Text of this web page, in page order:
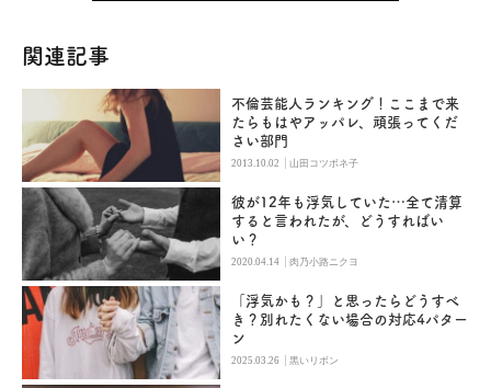
関連記事
不倫芸能人ランキング！ここまで来
たらもはやアッパレ、頑張ってくだ
さい部門
2013.10.02 |山田コツボネ子
彼が12年も浮気していた…全て清算
すると言われたが、どうすればい
い？
2020.04.14 |肉乃小路ニクヨ
「浮気かも？」と思ったらどうすべ
き？別れたくない場合の対応4パター
ン
2025.03.26 |黒いリボン